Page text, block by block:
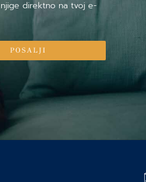
direktno na tvoj e-
POSALJI